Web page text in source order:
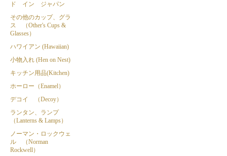
ド イン ジャパン
その他のカップ、グラ
ス （Other's Cups &
Glasses）
ハワイアン (Hawaiian)
小物入れ (Hen on Nest)
キッチン用品(Kitchen)
ホーロー（Enamel）
デコイ （Decoy）
ランタン、ランプ
（Lanterns & Lamps）
ノーマン・ロックウェ
ル （Norman
Rockwell）